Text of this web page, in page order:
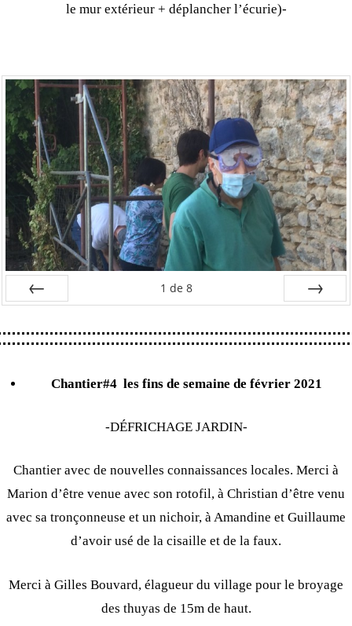
le mur extérieur + déplancher l’écurie)-
1 de 8
Chantier#4 les fins de semaine de février 2021
-DÉFRICHAGE JARDIN-
Chantier avec de nouvelles connaissances locales. Merci à
Marion d’être venue avec son rotofil, à Christian d’être venu
avec sa tronçonneuse et un nichoir, à Amandine et Guillaume
d’avoir usé de la cisaille et de la faux.
Merci à Gilles Bouvard, élagueur du village pour le broyage
des thuyas de 15m de haut.